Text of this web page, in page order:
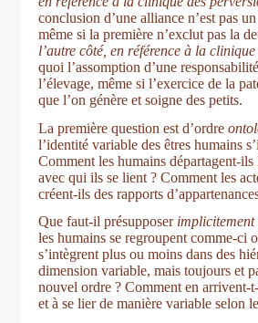
conclusion d’une alliance n’est pas
même si la première n’exclut pas la
l’autre côté, en référence à la clinique
quoi l’assomption d’une
l’élevage, même si l’exercice de la
que l’on génère et soigne des petits.
La première question est d’ordre
l’identité variable des êtres humains
Comment les humains départagent-ils
avec qui ils se lient ? Comment les
créent-ils des rapports
Que faut-il présupposer implicitement
les humains se regroupent comme-ci
s’intègrent plus ou moins dans des
dimension variable, mais toujours et
nouvel ordre ? Comment en arrivent-
et à se lier de manière variable selon